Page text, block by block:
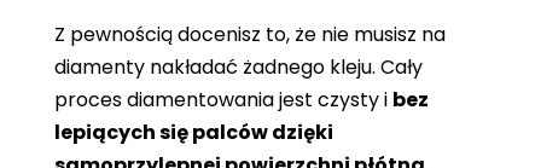
Z pewnością docenisz to, że nie musisz na
diamenty nakładać żadnego kleju. Cały
proces diamentowania jest czysty i bez
lepiących się palców dzięki